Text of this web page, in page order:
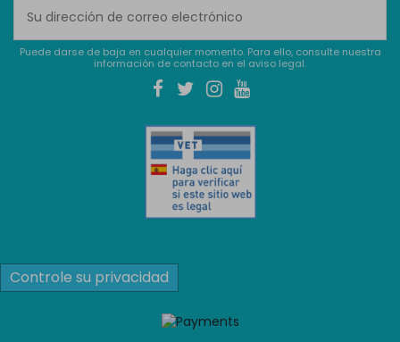
Puede darse de baja en cualquier momento. Para ello, consulte nuestra
información de contacto en el aviso legal.
Controle su privacidad